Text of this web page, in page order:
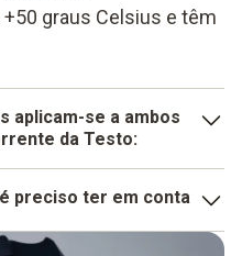
graus Celsius e têm
aplicam-se a ambos
da Testo:
preciso ter em conta
tensão com as duas